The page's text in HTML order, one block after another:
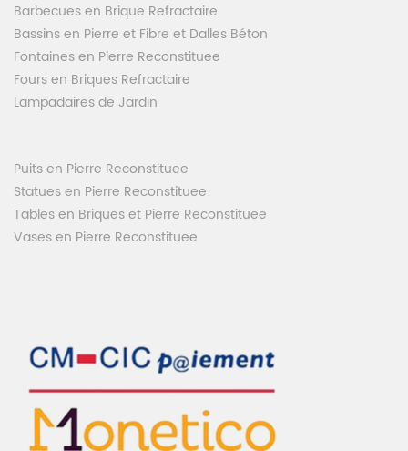
Barbecues en Brique Refractaire
Bassins en Pierre et Fibre et Dalles Béton
Fontaines en Pierre Reconstituee
Fours en Briques Refractaire
Lampadaires de Jardin
Puits en Pierre Reconstituee
Statues en Pierre Reconstituee
Tables en Briques et Pierre Reconstituee
Vases en Pierre Reconstituee